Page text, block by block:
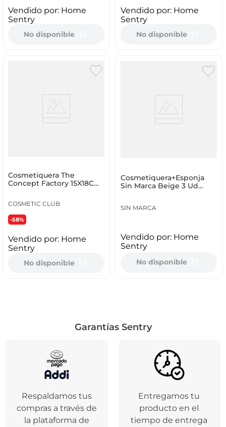
Vendido por: Home
Sentry
No disponible
Vendido por: Home
Sentry
No disponible
Cosmetiquera The
Concept Factory 15X18Cm
COSMETIC CLUB
-58%
Vendido por: Home
Sentry
No disponible
Cosmetiquera+Esponja
Sin Marca Beige 3 Ud
SIN MARCA
Vendido por: Home
Sentry
No disponible
Garantías Sentry
Respaldamos tus
compras a través de
la plataforma de
Entregamos tu
producto en el
tiempo de entrega